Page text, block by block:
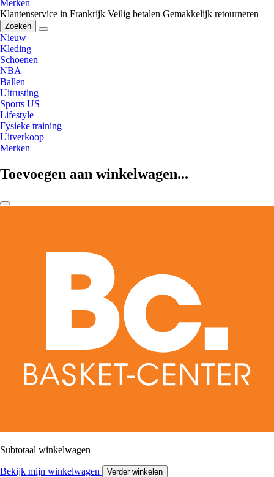
Merken
Klantenservice in Frankrijk Veilig betalen Gemakkelijk retourneren
Zoeken
Nieuw
Kleding
Schoenen
NBA
Ballen
Uitrusting
Sports US
Lifestyle
Fysieke training
Uitverkoop
Merken
Toevoegen aan winkelwagen...
Subtotaal winkelwagen
Bekijk mijn winkelwagen Verder winkelen